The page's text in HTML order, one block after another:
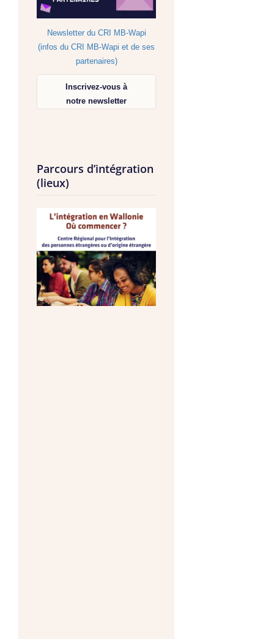
Newsletter du CRI MB-Wapi
(infos du CRI MB-Wapi et de ses
partenaires)
Inscrivez-vous à
notre newsletter
Parcours d’intégration
(lieux)